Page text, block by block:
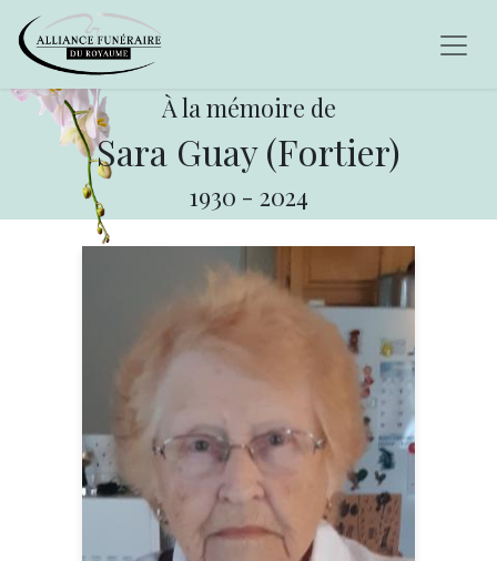
À la mémoire de
Sara Guay (Fortier)
1930 - 2024